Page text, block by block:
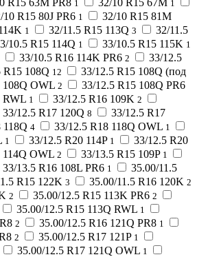
1 1
10 R15 80J PR6 1
32/10 R15 81M
1 32/11.5 R15 113Q 3
32/11.5
10.5 R15 114Q 1 33/10.5 R15 115K 1
33/10.5 R16 114K PR6 2
33/12.5
R15 108Q 12
33/12.5 R15 108Q (под
108Q OWL 2 33/12.5 R15 108Q PR6
RWL 1 33/12.5 R16 109K 2
33/12.5 R17 120Q 8
33/12.5 R17
118Q 4 33/12.5 R18 118Q OWL 1
1 33/12.5 R20 114P 1
33/12.5 R20
114Q OWL 2 33/13.5 R15 109P 1
33/13.5 R16 108L PR6 1
35.00/11.5
R15 122K 3 35.00/11.5 R16 120K 2
2 35.00/12.5 R15 113K PR6 2
35.00/12.5 R15 113Q RWL 1
2 35.00/12.5 R16 121Q PR8 1
2 35.00/12.5 R17 121P 1
35.00/12.5 R17 121Q OWL 1